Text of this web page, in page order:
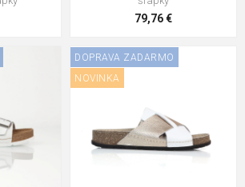
79,76 €
DOPRAVA ZADARMO
NOVINKA